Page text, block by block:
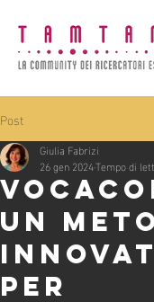
Post
un
per
Giulia Fabrizi
26 gen 2024Tempo di